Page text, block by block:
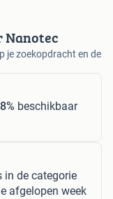
Nanotec
je zoekopdracht en de
beschikbaar
in de categorie
afgelopen week